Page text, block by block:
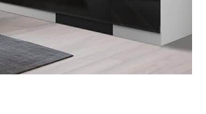
compensent les
irrégularités du sol et
assurent une stabilité
optimale.